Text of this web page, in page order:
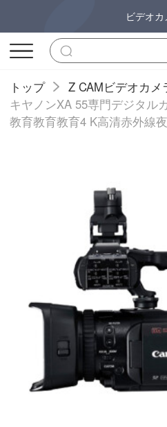
ビデオカ
トップ
Z CAMビデオカメ
キヤノンXA 55専門デジタル
教育教育教育4 K高清赤外線